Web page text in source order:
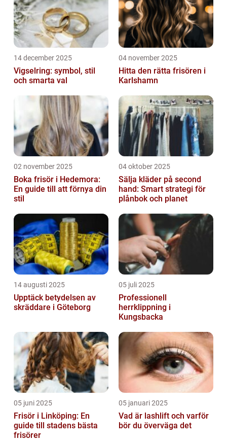
14 december 2025
Vigselring: symbol, stil
och smarta val
04 november 2025
Hitta den rätta frisören i
Karlshamn
02 november 2025
Boka frisör i Hedemora:
En guide till att förnya din
stil
04 oktober 2025
Sälja kläder på second
hand: Smart strategi för
plånbok och planet
14 augusti 2025
Upptäck betydelsen av
skräddare i Göteborg
05 juli 2025
Professionell
herrklippning i
Kungsbacka
05 juni 2025
Frisör i Linköping: En
guide till stadens bästa
frisörer
05 januari 2025
Vad är lashlift och varför
bör du överväga det